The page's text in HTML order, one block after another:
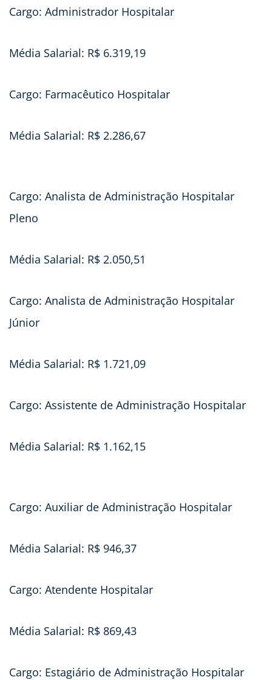
Cargo: Administrador Hospitalar
Média Salarial: R$ 6.319,19
Cargo: Farmacêutico Hospitalar
Média Salarial: R$ 2.286,67
Cargo: Analista de Administração Hospitalar
Pleno
Média Salarial: R$ 2.050,51
Cargo: Analista de Administração Hospitalar
Júnior
Média Salarial: R$ 1.721,09
Cargo: Assistente de Administração Hospitalar
Média Salarial: R$ 1.162,15
Cargo: Auxiliar de Administração Hospitalar
Média Salarial: R$ 946,37
Cargo: Atendente Hospitalar
Média Salarial: R$ 869,43
Cargo: Estagiário de Administração Hospitalar